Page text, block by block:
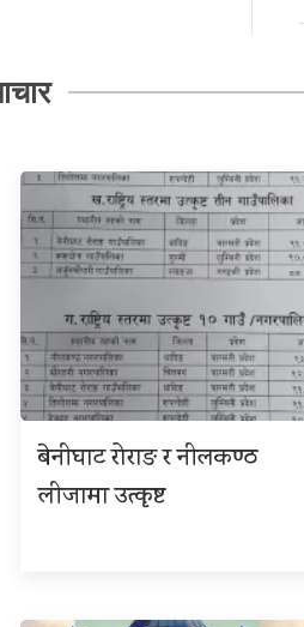
बेनीघाट रोराङ र नीलकण्ठ
लीजामा उत्कृष्ट